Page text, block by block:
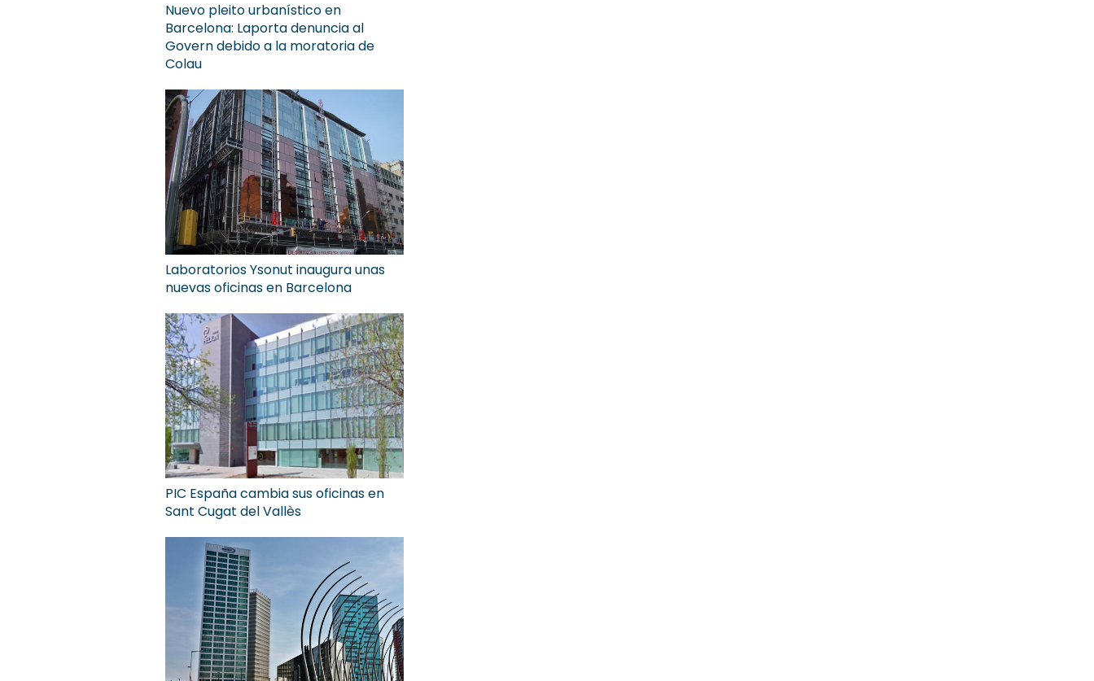
Nuevo pleito urbanístico en
Barcelona: Laporta denuncia al
Govern debido a la moratoria de
Colau
Laboratorios Ysonut inaugura unas
nuevas oficinas en Barcelona
PIC España cambia sus oficinas en
Sant Cugat del Vallès